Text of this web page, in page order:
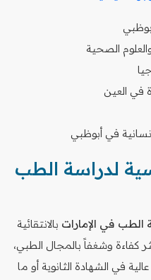
الصحية
في العين
في أبوظبي
لدراسة الطب
الطب في الإمارات بالانتقائية
كفاءة وشغفاً بالمجال الطبي،
في الشهادة الثانوية أو ما